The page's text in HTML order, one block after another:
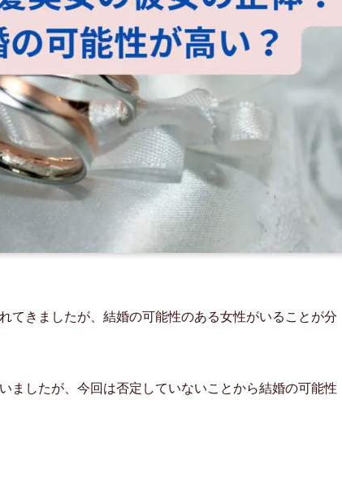
てきましたが、結婚の可能性のある女性がいることが分
ましたが、今回は否定していないことから結婚の可能性